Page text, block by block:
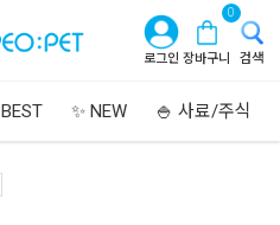
로그인 장바구니
0
검색
✨ NEW 🍚 사료/주식